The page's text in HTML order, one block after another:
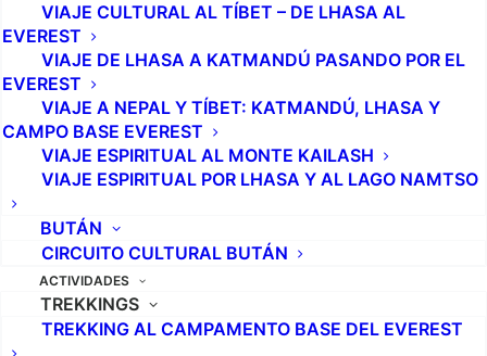
VIAJE CULTURAL AL TÍBET – DE LHASA AL
EVEREST
VIAJE DE LHASA A KATMANDÚ PASANDO POR EL
EVEREST
VIAJE A NEPAL Y TÍBET: KATMANDÚ, LHASA Y
CAMPO BASE EVEREST
VIAJE ESPIRITUAL AL MONTE KAILASH
VIAJE ESPIRITUAL POR LHASA Y AL LAGO NAMTSO
BUTÁN
CIRCUITO CULTURAL BUTÁN
ACTIVIDADES
TREKKINGS
TREKKING AL CAMPAMENTO BASE DEL EVEREST